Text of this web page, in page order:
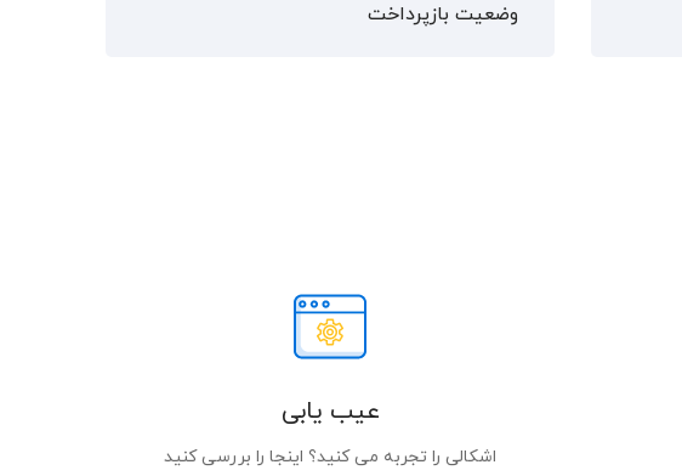
وضعیت بازپرداخت
عیب یابی
اشکالی را تجربه می کنید؟ اینجا را بررسی کنید